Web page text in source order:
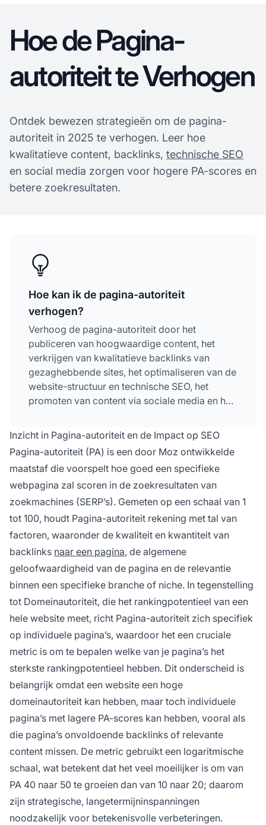
Hoe de Pagina-
autoriteit te Verhogen
Ontdek bewezen strategieën om de pagina-
autoriteit in 2025 te verhogen. Leer hoe
kwalitatieve content, backlinks, technische SEO
en social media zorgen voor hogere PA-scores en
betere zoekresultaten.
Hoe kan ik de pagina-autoriteit
verhogen?
Verhoog de pagina-autoriteit door het
publiceren van hoogwaardige content, het
verkrijgen van kwalitatieve backlinks van
gezaghebbende sites, het optimaliseren van de
website-structuur en technische SEO, het
promoten van content via sociale media en het
Richt je op het creëren van waardevolle,
originele content die op natuurlijke wijze links
aantrekt en zorg ervoor dat je website snel,
mobielvriendelijk en gemakkelijk te crawlen is
voor zoekmachines.
Inzicht in Pagina-autoriteit en de Impact op SEO
Pagina-autoriteit (PA) is een door Moz ontwikkelde
maatstaf die voorspelt hoe goed een specifieke
webpagina zal scoren in de zoekresultaten van
zoekmachines (SERP’s). Gemeten op een schaal van 1
tot 100, houdt Pagina-autoriteit rekening met tal van
factoren, waaronder de kwaliteit en kwantiteit van
backlinks naar een pagina, de algemene
geloofwaardigheid van de pagina en de relevantie
binnen een specifieke branche of niche. In tegenstelling
tot Domeinautoriteit, die het rankingpotentieel van een
hele website meet, richt Pagina-autoriteit zich specifiek
op individuele pagina’s, waardoor het een cruciale
metric is om te bepalen welke van je pagina’s het
sterkste rankingpotentieel hebben. Dit onderscheid is
belangrijk omdat een website een hoge
domeinautoriteit kan hebben, maar toch individuele
pagina’s met lagere PA-scores kan hebben, vooral als
die pagina’s onvoldoende backlinks of relevante
content missen. De metric gebruikt een logaritmische
schaal, wat betekent dat het veel moeilijker is om van
PA 40 naar 50 te groeien dan van 10 naar 20; daarom
zijn strategische, langetermijninspanningen
noodzakelijk voor betekenisvolle verbeteringen.